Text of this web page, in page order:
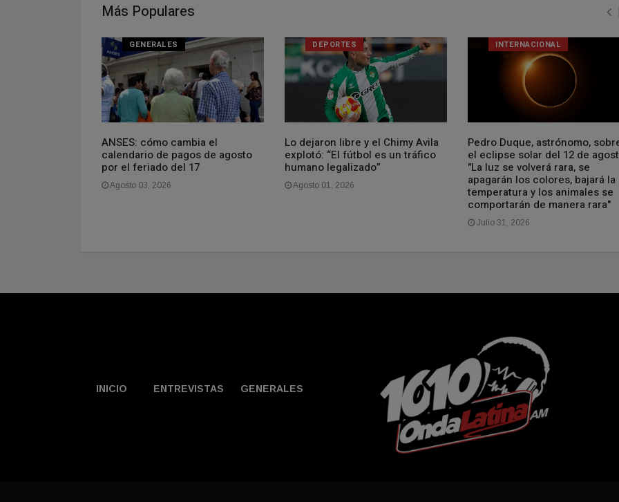
Más Populares
GENERALES
ANSES: cómo cambia el
calendario de pagos de agosto
por el feriado del 17
Agosto 03, 2026
DEPORTES
Lo dejaron libre y el Chimy Avila
explotó: “El fútbol es un tráfico
humano legalizado”
Agosto 01, 2026
INTERNACIONAL
Pedro Duque, astrónomo,
el eclipse solar del 12 de
"La luz se volverá rara, se
apagarán los colores, bajará la
temperatura y los animales se
comportarán de manera rara"
Julio 31, 2026
INICIO ENTREVISTAS GENERALES